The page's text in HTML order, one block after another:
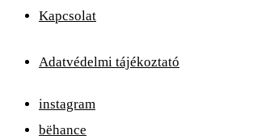
Kapcsolat
Adatvédelmi tájékoztató
instagram
bëhance